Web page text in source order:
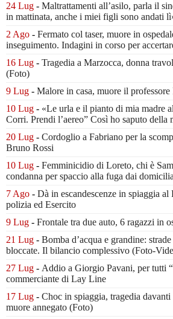
24 Lug - Maltrattamenti all’asilo, parla il
in mattinata, anche i miei figli sono andati
2 Ago - Fermato col taser, muore in
inseguimento. Indagini in corso per
16 Lug - Tragedia a Marzocca, donna
(Foto)
9 Lug - Malore in casa, muore il
10 Lug - «Le urla e il pianto di mia madre
Corri. Prendi l’aereo” Così ho saputo della
20 Lug - Cordoglio a Fabriano per la
Bruno Rossi
10 Lug - Femminicidio di Loreto, chi è
condanna per spaccio alla fuga dai
7 Ago - Dà in escandescenze in spiaggia al
polizia ed Esercito
9 Lug - Frontale tra due auto, 6 ragazzi in
21 Lug - Bomba d’acqua e grandine:
bloccate. Il bilancio complessivo (Foto-
27 Lug - Addio a Giorgio Pavani, per tutti
commerciante di Lay Line
17 Lug - Choc in spiaggia, tragedia davanti
muore annegato (Foto)